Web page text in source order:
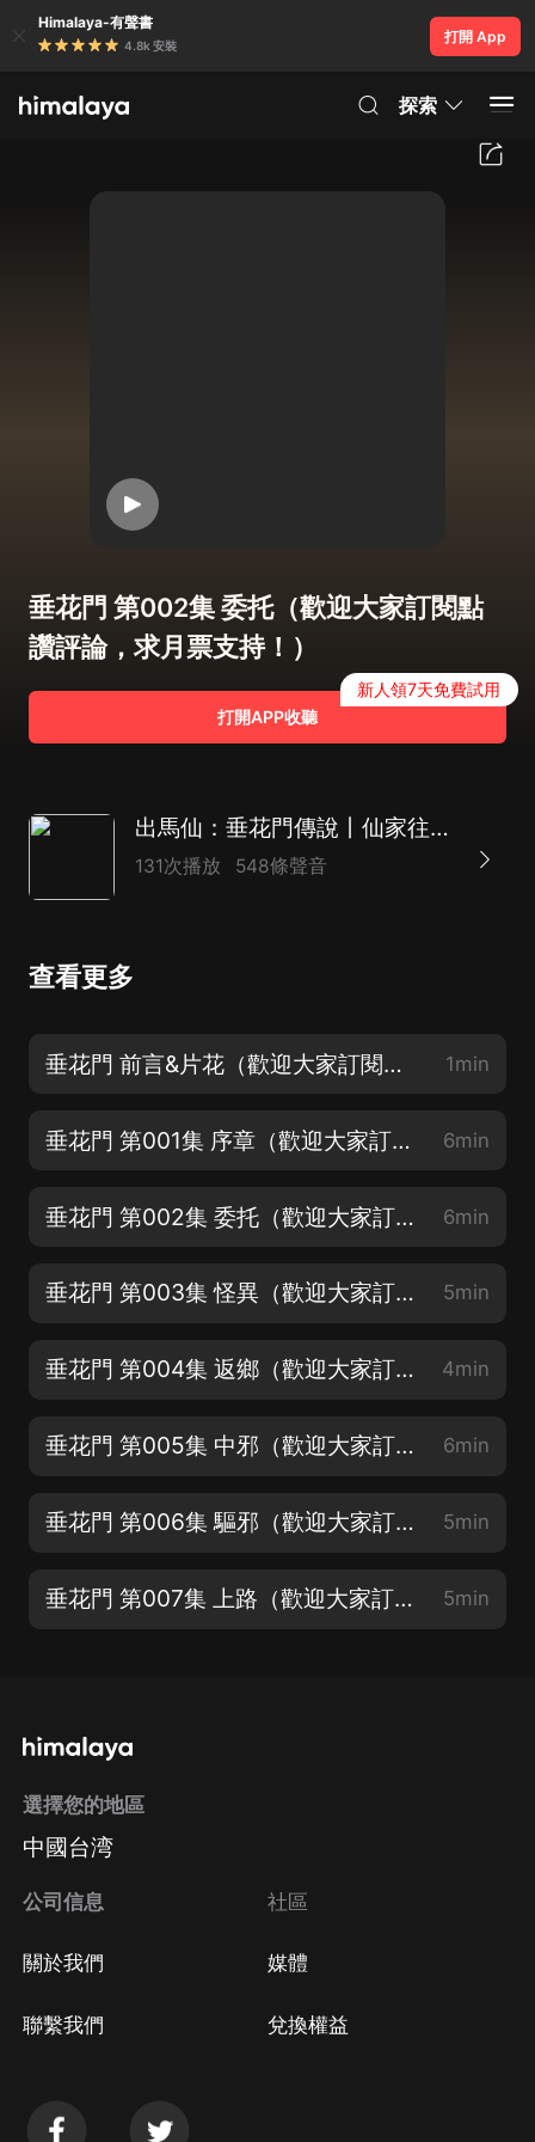
Himalaya-有聲書
4.8k 安裝
打開 App
探索
垂花門 第002集 委托（歡迎大家訂閱點
讚評論，求月票支持！）
打開APP收聽
新人領7天免費試用
出馬仙：垂花門傳說丨仙家往事丨懸疑恐怖丨百遠演播
131次播放 548條聲音
查看更多
垂花門 前言&片花（歡迎大家訂閱點讚評論，求月票支持！） 1min
垂花門 第001集 序章（歡迎大家訂閱點讚評論，求月票支持！） 6min
垂花門 第002集 委托（歡迎大家訂閱點讚評論，求月票支持！） 6min
垂花門 第003集 怪異（歡迎大家訂閱點讚評論，求月票支持！） 5min
垂花門 第004集 返鄉（歡迎大家訂閱點讚評論，求月票支持！） 4min
垂花門 第005集 中邪（歡迎大家訂閱點讚評論，求月票支持！） 6min
垂花門 第006集 驅邪（歡迎大家訂閱點讚評論，求月票支持！） 5min
垂花門 第007集 上路（歡迎大家訂閱點讚評論，求月票支持！） 5min
選擇您的地區
中國台湾
公司信息
關於我們
聯繫我們
社區
媒體
兌換權益